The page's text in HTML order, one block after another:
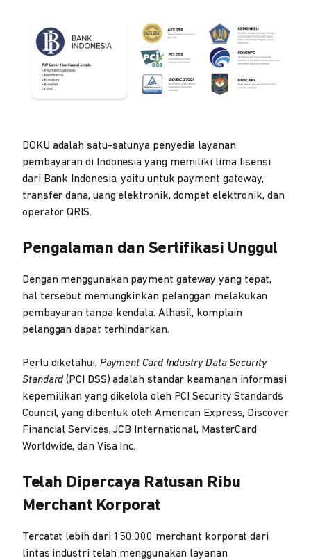
DOKU adalah satu-satunya penyedia layanan
pembayaran di Indonesia yang memiliki lima lisensi
dari Bank Indonesia, yaitu untuk payment gateway,
transfer dana, uang elektronik, dompet elektronik, dan
operator QRIS.
Pengalaman dan Sertifikasi Unggul
Dengan menggunakan payment gateway yang tepat,
hal tersebut memungkinkan pelanggan melakukan
pembayaran tanpa kendala. Alhasil, komplain
pelanggan dapat terhindarkan.
Perlu diketahui, Payment Card Industry Data Security
Standard (PCI DSS) adalah standar keamanan informasi
kepemilikan yang dikelola oleh PCI Security Standards
Council, yang dibentuk oleh American Express, Discover
Financial Services, JCB International, MasterCard
Worldwide, dan Visa Inc.
Telah Dipercaya Ratusan Ribu
Merchant Korporat
Tercatat lebih dari 150.000 merchant korporat dari
lintas industri telah menggunakan layanan